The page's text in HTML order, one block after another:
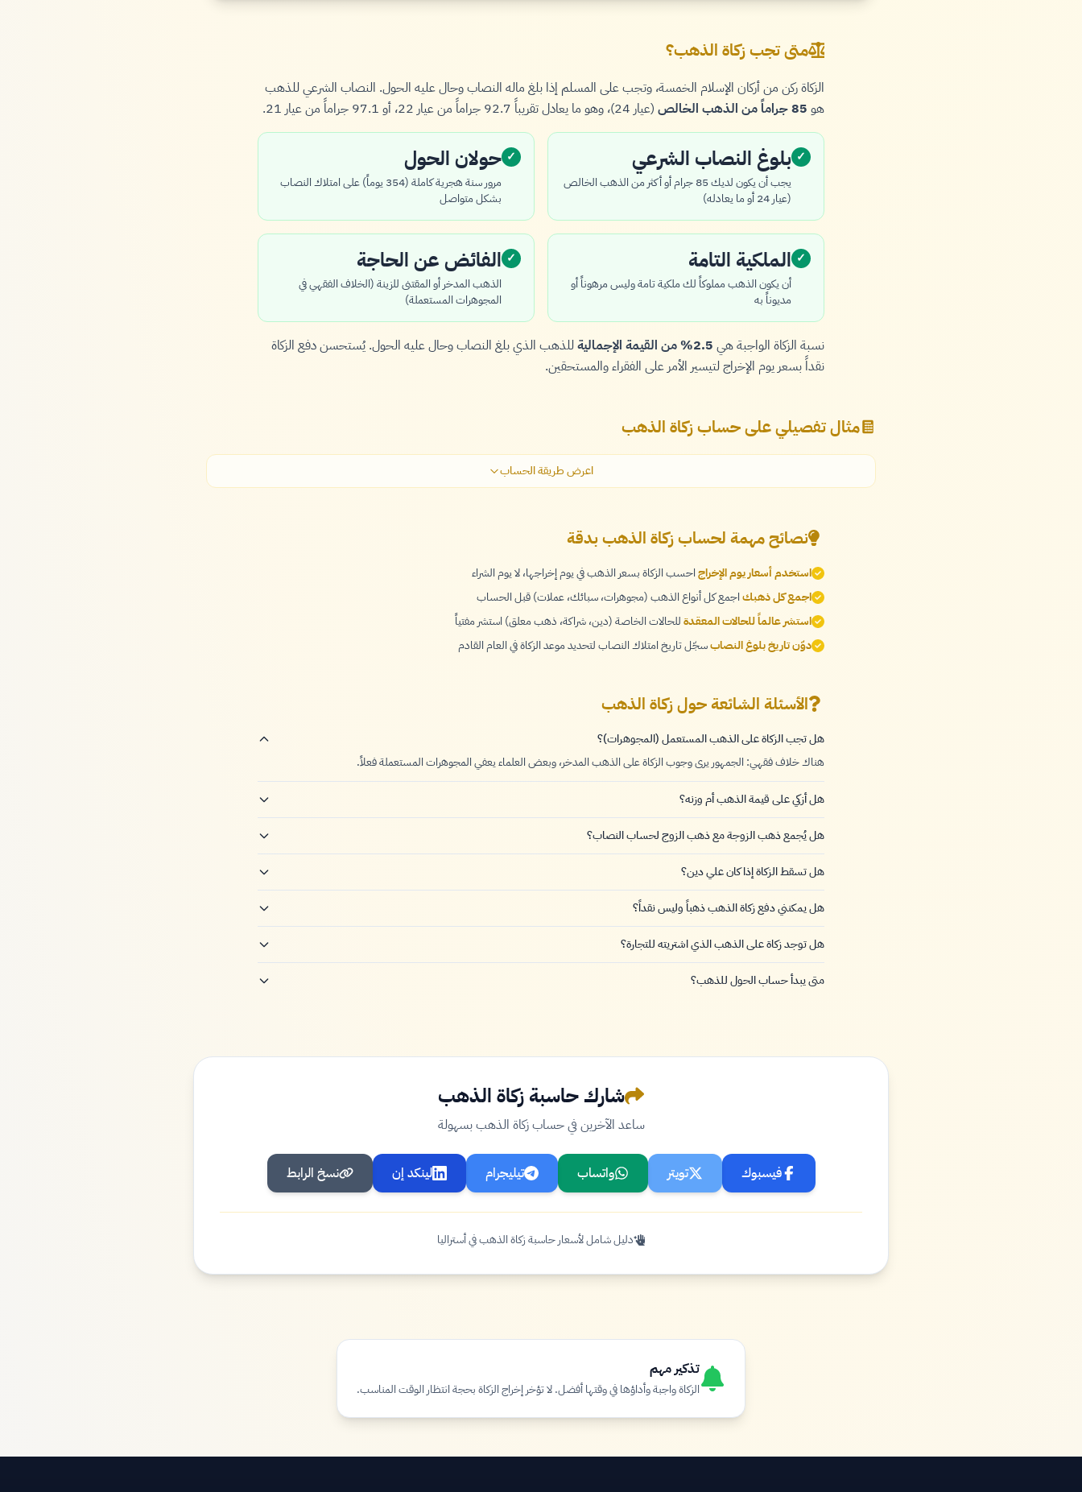
متى تجب زكاة الذهب؟
الزكاة ركن من أركان الإسلام الخمسة، وتجب على المسلم إذا بلغ ماله النصاب وحال عليه الحول. النصاب الشرعي للذهب
هو 85 جراماً من الذهب الخالص (عيار 24)، وهو ما يعادل تقريباً 92.7 جراماً من عيار 22، أو 97.1 جراماً من عيار 21.
✓ بلوغ النصاب الشرعي
يجب أن يكون لديك 85 جرام أو أكثر من الذهب الخالص
(عيار 24 أو ما يعادله)
✓ حولان الحول
مرور سنة هجرية كاملة (354 يوماً) على امتلاك النصاب
بشكل متواصل
✓ الملكية التامة
أن يكون الذهب مملوكاً لك ملكية تامة وليس مرهوناً أو
مديوناً به
✓ الفائض عن الحاجة
الذهب المدخر أو المقتنى للزينة (الخلاف الفقهي في
المجوهرات المستعملة)
نسبة الزكاة الواجبة هي 2.5% من القيمة الإجمالية
للذهب الذي بلغ النصاب وحال عليه الحول. يُستحسن دفع الزكاة
نقداً بسعر يوم الإخراج لتيسير الأمر على الفقراء والمستحقين.
مثال تفصيلي على حساب زكاة الذهب
اعرض طريقة الحساب
نصائح مهمة لحساب زكاة الذهب بدقة
استخدم أسعار يوم الإخراجاحسب الزكاة بسعر الذهب في يوم إخراجها، لا يوم الشراء
اجمع كل ذهبكاجمع كل أنواع الذهب (مجوهرات، سبائك، عملات) قبل الحساب
استشر عالماً للحالات المعقدةللحالات الخاصة (دين، شراكة، ذهب معلق) استشر مفتياً
دوّن تاريخ بلوغ النصابسجّل تاريخ امتلاك النصاب لتحديد موعد الزكاة في العام القادم
الأسئلة الشائعة حول زكاة الذهب
هل تجب الزكاة على الذهب المستعمل (المجوهرات)؟
هناك خلاف فقهي: الجمهور يرى وجوب الزكاة على الذهب المدخر، وبعض العلماء يعفي المجوهرات المستعملة فعلاً.
هل أزكي على قيمة الذهب أم وزنه؟
هل يُجمع ذهب الزوجة مع ذهب الزوج لحساب النصاب؟
هل تسقط الزكاة إذا كان علي دين؟
هل يمكنني دفع زكاة الذهب ذهباً وليس نقداً؟
هل توجد زكاة على الذهب الذي اشتريته للتجارة؟
متى يبدأ حساب الحول للذهب؟
شارك حاسبة زكاة الذهب
ساعد الآخرين في حساب زكاة الذهب بسهولة
فيسبوك تويتر واتساب تيليجرام لينكد إن نسخ الرابط
دليل شامل لأسعار حاسبة زكاة الذهب في أستراليا
تذكير مهم
الزكاة واجبة وأداؤها في وقتها أفضل. لا تؤخر إخراج الزكاة بحجة انتظار الوقت المناسب.